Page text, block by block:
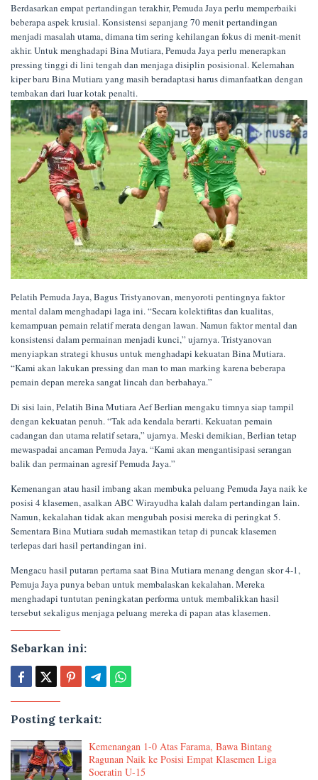
Berdasarkan empat pertandingan terakhir, Pemuda Jaya perlu memperbaiki
beberapa aspek krusial. Konsistensi sepanjang 70 menit pertandingan
menjadi masalah utama, dimana tim sering kehilangan fokus di menit-menit
akhir. Untuk menghadapi Bina Mutiara, Pemuda Jaya perlu menerapkan
pressing tinggi di lini tengah dan menjaga disiplin posisional. Kelemahan
kiper baru Bina Mutiara yang masih beradaptasi harus dimanfaatkan dengan
tembakan dari luar kotak penalti.
Pelatih Pemuda Jaya, Bagus Tristyanovan, menyoroti pentingnya faktor
mental dalam menghadapi laga ini. “Secara kolektifitas dan kualitas,
kemampuan pemain relatif merata dengan lawan. Namun faktor mental dan
konsistensi dalam permainan menjadi kunci,” ujarnya. Tristyanovan
menyiapkan strategi khusus untuk menghadapi kekuatan Bina Mutiara.
“Kami akan lakukan pressing dan man to man marking karena beberapa
pemain depan mereka sangat lincah dan berbahaya.”
Di sisi lain, Pelatih Bina Mutiara Aef Berlian mengaku timnya siap tampil
dengan kekuatan penuh. “Tak ada kendala berarti. Kekuatan pemain
cadangan dan utama relatif setara,” ujarnya. Meski demikian, Berlian tetap
mewaspadai ancaman Pemuda Jaya. “Kami akan mengantisipasi serangan
balik dan permainan agresif Pemuda Jaya.”
Kemenangan atau hasil imbang akan membuka peluang Pemuda Jaya naik ke
posisi 4 klasemen, asalkan ABC Wirayudha kalah dalam pertandingan lain.
Namun, kekalahan tidak akan mengubah posisi mereka di peringkat 5.
Sementara Bina Mutiara sudah memastikan tetap di puncak klasemen
terlepas dari hasil pertandingan ini.
Mengacu hasil putaran pertama saat Bina Mutiara menang dengan skor 4-1,
Pemuja Jaya punya beban untuk membalaskan kekalahan. Mereka
menghadapi tuntutan peningkatan performa untuk membalikkan hasil
tersebut sekaligus menjaga peluang mereka di papan atas klasemen.
Sebarkan ini:
Posting terkait:
Kemenangan 1-0 Atas Farama, Bawa Bintang
Ragunan Naik ke Posisi Empat Klasemen Liga
Soeratin U-15